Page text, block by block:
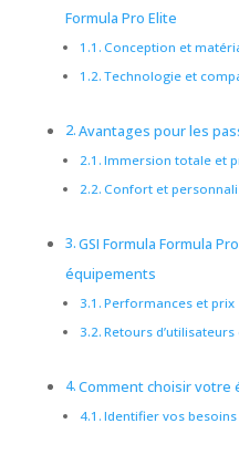
Formula Pro Elite
Conception et
Technologie et
Avantages pour les
Immersion totale et
Confort et
GSI Formula Formula
équipements
Performances et prix
Retours
Comment choisir votre
Identifier vos